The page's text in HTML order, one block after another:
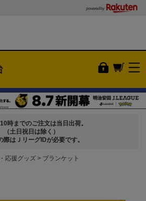
powered by
時までのご注文は当日出荷。
（土日祝日は除く）
際はＪリーグIDが必要です。
応援グッズ ブランケット